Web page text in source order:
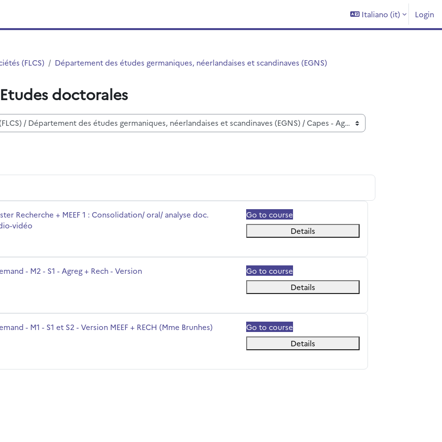
Italiano ‎(it)‎ Login
(FLCS)
Département des études germaniques, néerlandaises et scandinaves (EGNS)
Etudes doctorales
oral/ analyse doc. audio-vidéo
del corso
Recherche + MEEF 1 : Consolidation/ oral/ analyse doc.
vidéo
Go to course
Details
del corso
- M2 - S1 - Agreg + Rech - Version
Go to course
Details
RECH (Mme Brunhes)
del corso
- M1 - S1 et S2 - Version MEEF + RECH (Mme Brunhes)
Go to course
Details